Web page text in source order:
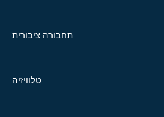
תחבורה ציבורית
טלוויזיה